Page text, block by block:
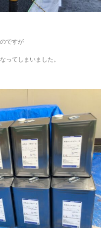
ですが
ってしまいました。